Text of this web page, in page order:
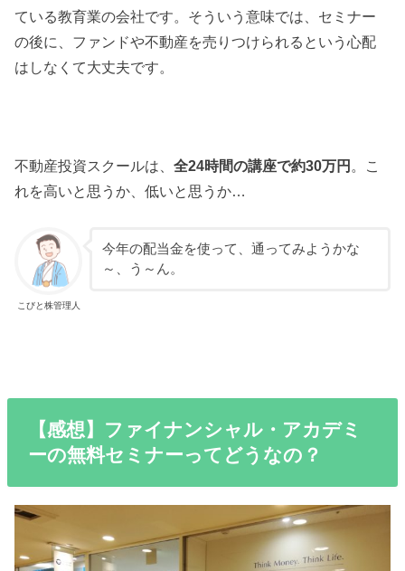
ている教育業の会社です。そういう意味では、セミナー
の後に、ファンドや不動産を売りつけられるという心配
はしなくて大丈夫です。
不動産投資スクールは、全24時間の講座で約30万円 。こ
れを高いと思うか、低いと思うか…
こびと株管理人
今年の配当金を使って、通ってみようかな
～、う～ん。
【感想】ファイナンシャル・アカデミ
ーの無料セミナーってどうなの？